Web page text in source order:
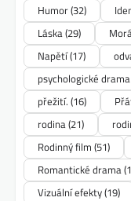
Humor(32)
Láska(29)
Napětí(17)
psychologické drama
přežití. (16)
rodina(21)
Rodinný film (51)
Romantické drama
Vizuální efekty(19)